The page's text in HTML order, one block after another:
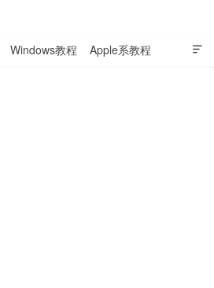

Windows教程 Apple系教程